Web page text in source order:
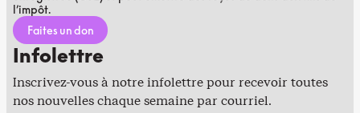
l’impôt.
Faites un don
Infolettre
Inscrivez-vous à notre infolettre pour recevoir toutes
nos nouvelles chaque semaine par courriel.